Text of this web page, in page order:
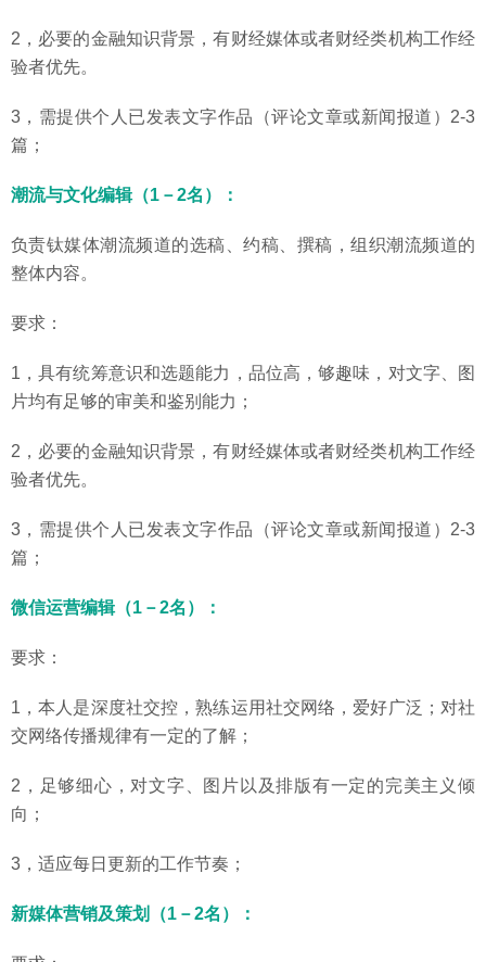
2，必要的金融知识背景，有财经媒体或者财经类机构工作经
验者优先。
3，需提供个人已发表文字作品（评论文章或新闻报道）2-3
篇；
潮流与文化编辑（1－2名）：
负责钛媒体潮流频道的选稿、约稿、撰稿，组织潮流频道的
整体内容。
要求：
1，具有统筹意识和选题能力，品位高，够趣味，对文字、图
片均有足够的审美和鉴别能力；
2，必要的金融知识背景，有财经媒体或者财经类机构工作经
验者优先。
3，需提供个人已发表文字作品（评论文章或新闻报道）2-3
篇；
微信运营编辑（1－2名）：
要求：
1，本人是深度社交控，熟练运用社交网络，爱好广泛；对社
交网络传播规律有一定的了解；
2，足够细心，对文字、图片以及排版有一定的完美主义倾
向；
3，适应每日更新的工作节奏；
新媒体营销及策划（1－2名）：